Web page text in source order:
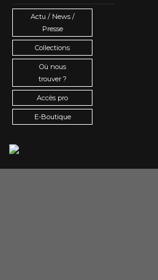
Actu / News /
Presse
Collections
Où nous
trouver ?
Accès pro
E-Boutique